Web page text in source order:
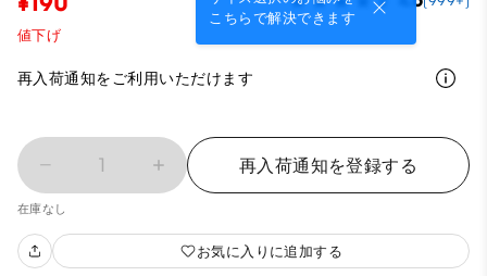
こちらで解決できます
値下げ
再入荷通知をご利用いただけます
1 再入荷通知を登録する
在庫なし
お気に入りに追加する